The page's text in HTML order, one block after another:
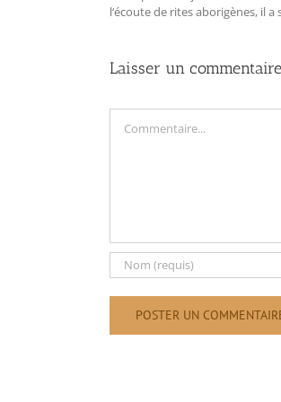
l‘écoute de rites aborigènes, il
Laisser un commentaire